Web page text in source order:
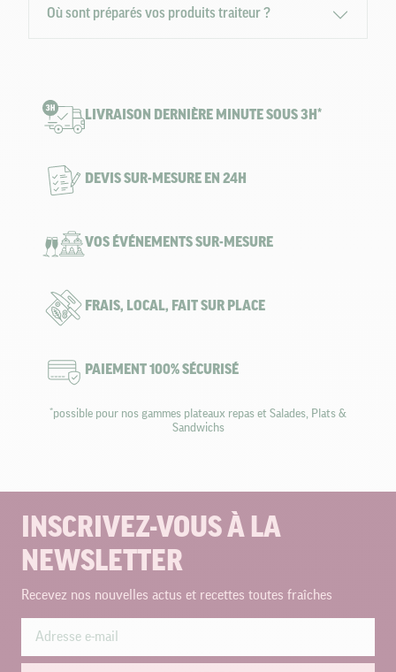
Où sont préparés vos produits traiteur ?
LIVRAISON DERNIÈRE MINUTE SOUS 3H*
DEVIS SUR-MESURE EN 24H
VOS ÉVÉNEMENTS SUR-MESURE
FRAIS, LOCAL, FAIT SUR PLACE
PAIEMENT 100% SÉCURISÉ
*possible pour nos gammes plateaux repas et Salades, Plats &
Sandwichs
INSCRIVEZ-VOUS À LA
NEWSLETTER
Recevez nos nouvelles actus et recettes toutes fraîches